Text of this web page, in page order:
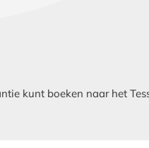
kunt boeken naar het